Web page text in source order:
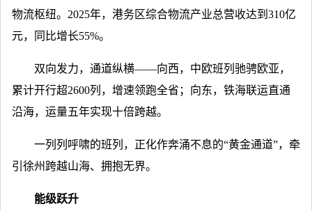
物流枢纽。2025年，港务区综合物流产业总营收达到310亿
元，同比增长55%。
双向发力，通道纵横——向西，中欧班列驰骋欧亚，
累计开行超2600列，增速领跑全省；向东，铁海联运直通
沿海，运量五年实现十倍跨越。
一列列呼啸的班列，正化作奔涌不息的“黄金通道”，牵
引徐州跨越山海、拥抱无界。
能级跃升